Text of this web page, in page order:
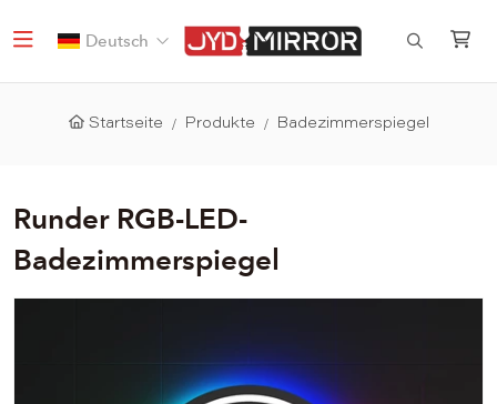
Deutsch
Startseite Produkte Badezimmerspiegel
Runder RGB-LED-
Badezimmerspiegel